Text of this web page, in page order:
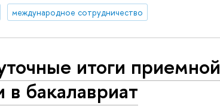
международное сотрудничество
итоги приемной
в бакалавриат